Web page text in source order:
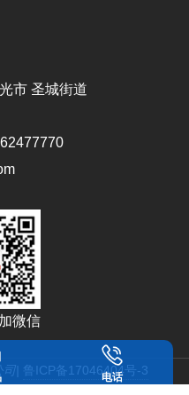
市 圣城街道
微信
| 鲁ICP备17046404号-3
电话